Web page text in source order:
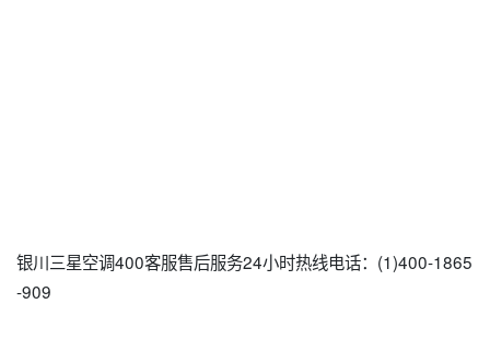
银川三星空调400客服售后服务24小时热线电话：(1)400-1865
-909